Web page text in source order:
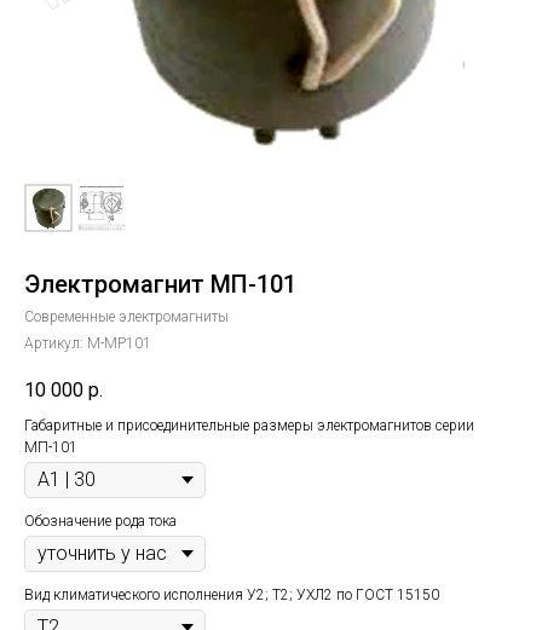
Электромагнит МП-101
Современные электромагниты
Артикул: M-MP101
10 000 р.
Габаритные и присоединительные размеры электромагнитов серии
МП-101
Обозначение рода тока
Вид климатического исполнения У2; Т2; УХЛ2 по ГОСТ 15150